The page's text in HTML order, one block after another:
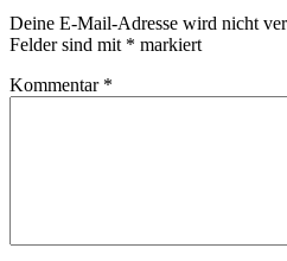
Deine E-Mail-Adresse wird nicht
Felder sind mit * markiert
Kommentar *